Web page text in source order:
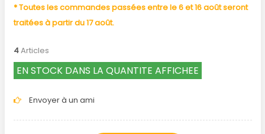
* Toutes les commandes passées entre le 6 et 16 août seront
traitées à partir du 17 août.
4Articles
EN STOCK DANS LA QUANTITE AFFICHEE
Envoyer à un ami